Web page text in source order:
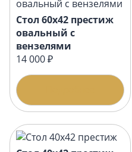
Стол 60х42 престиж
овальный с
вензелями
14 000 ₽